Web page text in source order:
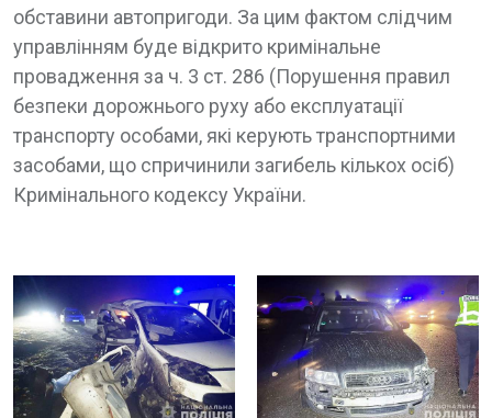
обставини автопригоди. За цим фактом слідчим
управлінням буде відкрито кримінальне
провадження за ч. 3 ст. 286 (Порушення правил
безпеки дорожнього руху або експлуатації
транспорту особами, які керують транспортними
засобами, що спричинили загибель кількох осіб)
Кримінального кодексу України.